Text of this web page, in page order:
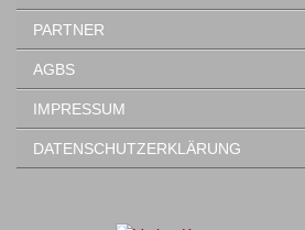
PARTNER
AGBS
IMPRESSUM
DATENSCHUTZERKLÄRUNG